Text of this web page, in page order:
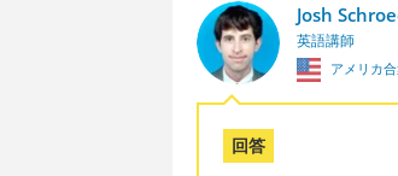
Josh
英語講師
アメリカ
回答